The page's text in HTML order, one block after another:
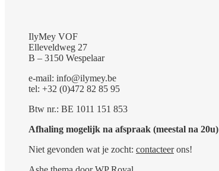
IlyMey VOF
Elleveldweg 27
B – 3150 Wespelaar
e-mail: info@ilymey.be
tel: +32 (0)472 82 85 95
Btw nr.: BE 1011 151 853
Afhaling mogelijk na afspraak (meestal na 20u)
Niet gevonden wat je zocht: contacteerons!